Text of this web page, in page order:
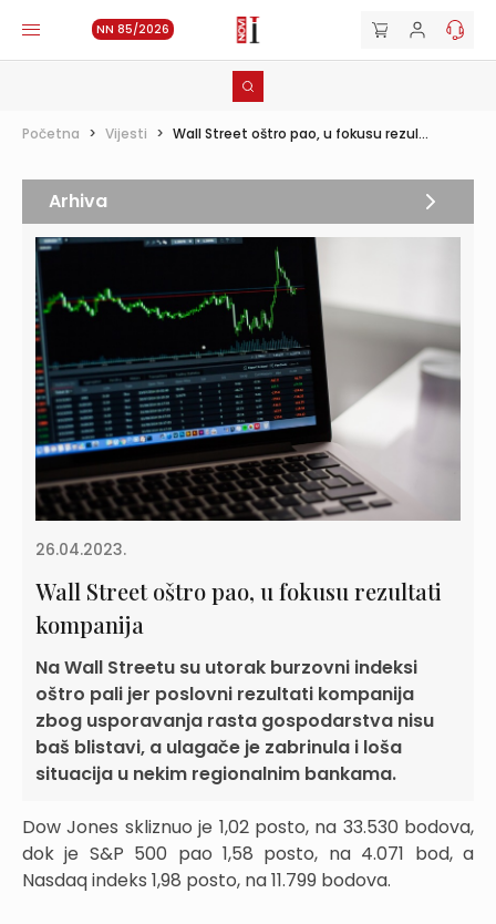
NN 85/2026
Početna > Vijesti > Wall Street oštro pao, u fokusu rezul...
26.04.2023.
Wall Street oštro pao, u fokusu rezultati
kompanija
Na Wall Streetu su utorak burzovni indeksi
oštro pali jer poslovni rezultati kompanija
zbog usporavanja rasta gospodarstva nisu
baš blistavi, a ulagače je zabrinula i loša
situacija u nekim regionalnim bankama.
Dow Jones skliznuo je 1,02 posto, na 33.530 bodova,
dok je S&P 500 pao 1,58 posto, na 4.071 bod, a
Nasdaq indeks 1,98 posto, na 11.799 bodova.
Arhiva